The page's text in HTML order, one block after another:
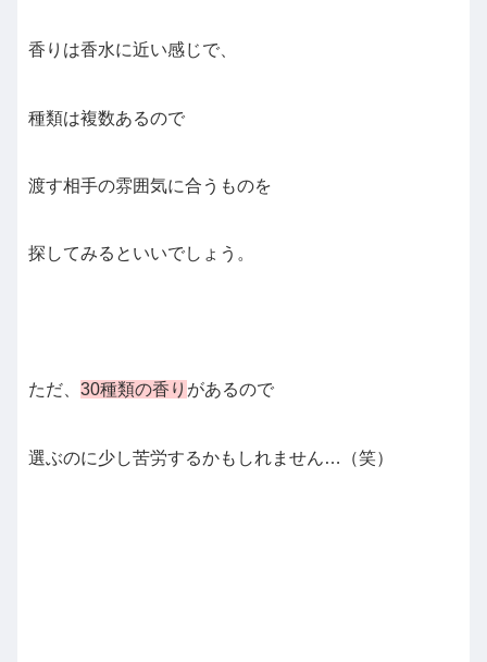
香りは香水に近い感じで、
種類は複数あるので
渡す相手の雰囲気に合うものを
探してみるといいでしょう。
ただ、 30種類の香り があるので
選ぶのに少し苦労するかもしれません…（笑）